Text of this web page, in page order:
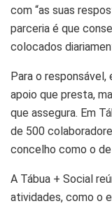
com “as suas
parceria é que
colocados
Para o
apoio que presta,
que assegura. Em
de 500
concelho como o de
A Tábua + Social
atividades, como o